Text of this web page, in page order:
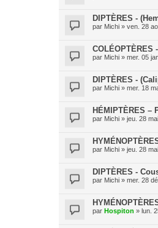
DIPTÈRES -
par Michi » ven. 28
COLÉOPTÈRES
par Michi » mer. 05
DIPTÈRES -
par Michi » mer. 18
HÉMIPTÈRES
par Michi » jeu. 28
par Michi » jeu. 28
DIPTÈRES -
par Michi » mer. 28
par Hospiton » lun.